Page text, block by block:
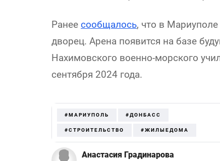
Ранее сообщалось, что в
дворец. Арена появится на базе
Нахимовского военно-морского
сентября 2024 года.
#МАРИУПОЛЬ #ДОНБАСС
#СТРОИТЕЛЬСТВО #ЖИЛЫЕДОМА
Анастасия Градинарова